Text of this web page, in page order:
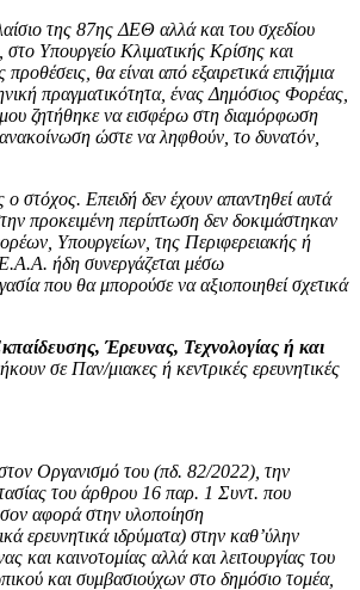
της 87ης ΔΕΘ αλλά και του σχεδίου
Υπουργείο Κλιματικής Κρίσης και
θα είναι από εξαιρετικά επιζήμια
πραγματικότητα, ένας Δημόσιος Φορέας,
ζητήθηκε να εισφέρω στη διαμόρφωση
ώστε να ληφθούν, το δυνατόν,
στόχος. Επειδή δεν έχουν απαντηθεί αυτά
προκειμένη περίπτωση δεν δοκιμάστηκαν
Υπουργείων, της Περιφερειακής ή
ήδη συνεργάζεται μέσω
που θα μπορούσε να αξιοποιηθεί σχετικά
Έρευνας, Τεχνολογίας ή και
σε Παν/μιακες ή κεντρικές ερευνητικές
Οργανισμό του (πδ. 82/2022), την
του άρθρου 16 παρ. 1 Συντ. που
αφορά στην υλοποίηση
ερευνητικά ιδρύματα) στην καθ’ύλην
και καινοτομίας αλλά και λειτουργίας του
και συμβασιούχων στο δημόσιο τομέα,